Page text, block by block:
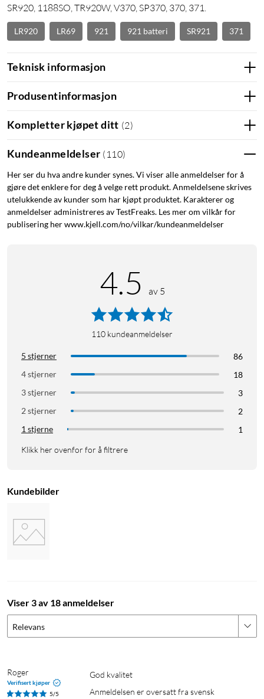
SR920, 1188SO, TR920W, V370, SP370, 370, 371.
LR920 LR69 921 921 batteri SR921 371
Teknisk informasjon
Produsentinformasjon
Kompletter kjøpet ditt (2)
Kundeanmeldelser ( 110)
Her ser du hva andre kunder synes. Vi viser alle anmeldelser for å
gjøre det enklere for deg å velge rett produkt. Anmeldelsene skrives
utelukkende av kunder som har kjøpt produktet. Karakterer og
anmeldelser administreres av TestFreaks. Les mer om vilkår for
publisering her www.kjell.com/no/vilkar/kundeanmeldelser
4.5 av 5
110 kundeanmeldelser
5 stjerner
86
4 stjerner
18
3 stjerner
3
2 stjerner
2
1 stjerne
1
Klikk her ovenfor for å filtrere
Kundebilder
Viser 3 av 18 anmeldelser
Relevans
Roger
Verifisert kjøper
5/5
God kvalitet
Anmeldelsen er oversatt fra svensk